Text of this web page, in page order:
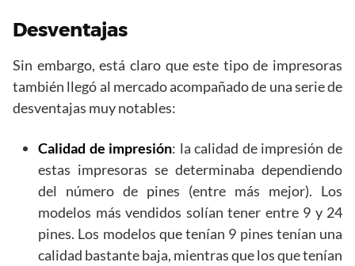
Desventajas
Sin embargo, está claro que este tipo de impresoras
también llegó al mercado acompañado de una serie de
desventajas muy notables:
Calidad de impresión: la calidad de impresión de
estas impresoras se determinaba dependiendo
del número de pines (entre más mejor). Los
modelos más vendidos solían tener entre 9 y 24
pines. Los modelos que tenían 9 pines tenían una
calidad bastante baja, mientras que los que tenían